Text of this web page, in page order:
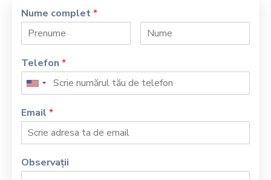
Nume complet*
Telefon *
Email *
Observații